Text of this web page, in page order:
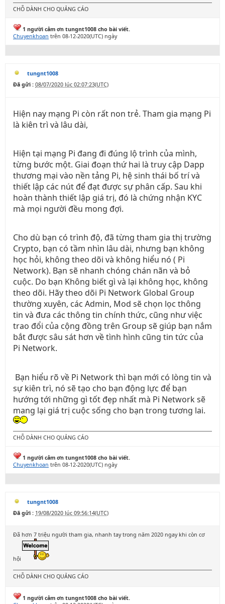
CHỖ DÀNH CHO QUẢNG CÁO
1 người cảm ơn tungnt1008 cho bài viết.
Chuyenkhoan trên 08-12-2020(UTC) ngày
tungnt1008
Đã gửi : 08/07/2020 lúc 02:07:23(UTC)
Hiện nay mạng Pi còn rất non trẻ. Tham gia mạng Pi
là kiên trì và lâu dài,
Hiện tại mạng Pi đang đi đúng lộ trình của mình,
từng bước một. Giai đoạn thứ hai là truy cập Dapp
thương mại vào nền tảng Pi, hệ sinh thái bố trí và
thiết lập các nút để đạt được sự phân cấp. Sau khi
hoàn thành thiết lập giá trị, đó là chứng nhận KYC
mà mọi người đều mong đợi.
Cho dù bạn có trình độ, đã từng tham gia thị trường
Crypto, bạn có tầm nhìn lâu dài, nhưng bạn không
học hỏi, không theo dõi và không hiểu nó ( Pi
Network). Bạn sẽ nhanh chóng chán nãn và bỏ
cuộc. Do bạn Không biết gì và lại không học, không
theo dõi. Hãy theo dõi Pi Network Global Group
thường xuyên, các Admin, Mod sẽ chọn lọc thông
tin và đưa các thông tin chính thức, cũng như việc
trao đổi của cộng đồng trên Group sẽ giúp bạn nắm
bắt được sâu sát hơn về tình hình cũng tin tức của
Pi Network.
Bạn hiểu rõ về Pi Network thì bạn mới có lòng tin và
sự kiên trì, nó sẽ tạo cho bạn động lực để bạn
hướng tới những gì tốt đẹp nhất mà Pi Network sẽ
mang lại giá trị cuộc sống cho bạn trong tương lai.
CHỖ DÀNH CHO QUẢNG CÁO
1 người cảm ơn tungnt1008 cho bài viết.
Chuyenkhoan trên 08-12-2020(UTC) ngày
tungnt1008
Đã gửi : 19/08/2020 lúc 09:56:14(UTC)
Đã hơn 7 triệu người tham gia, nhanh tay trong năm 2020 ngay khi còn cơ
hội
CHỖ DÀNH CHO QUẢNG CÁO
1 người cảm ơn tungnt1008 cho bài viết.